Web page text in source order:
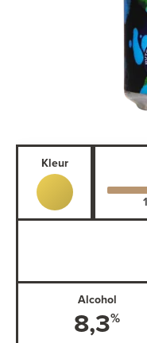
Kleur
Alcohol
8,3